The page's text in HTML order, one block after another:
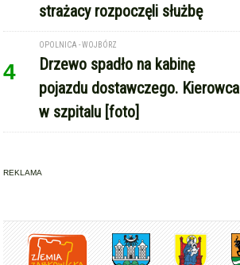
strażacy rozpoczęli służbę
4
OPOLNICA - WOJBÓRZ
Drzewo spadło na kabinę
pojazdu dostawczego. Kierowca
w szpitalu [foto]
REKLAMA